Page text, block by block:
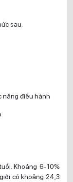
sau:
năng điều hành
Khoảng 6-10%
có khoảng 24,3